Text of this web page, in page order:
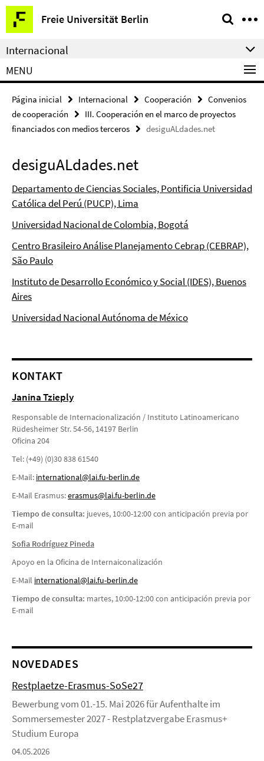
Springe
direkt
zu
Inhalt
Freie Universität Berlin
Herramientas
de
navegación
Internacional
MENU
Página inicial Internacional Cooperación
Convenios
de cooperación
III. Cooperación en el marco de proyectos
financiados con medios terceros
desiguALdades.net
desiguALdades.net
Departamento de Ciencias Sociales, Pontificia Universidad
Católica del Perú (PUCP), Lima
Universidad Nacional de Colombia, Bogotá
Centro Brasileiro Análise Planejamento Cebrap (CEBRAP),
São Paulo
Instituto de Desarrollo Económico y Social (IDES), Buenos
Aires
Universidad Nacional Autónoma de México
KONTAKT
Janina Tzieply
Responsable de Internacionalización / Instituto Latinoamericano
Rüdesheimer Str. 54-56, 14197 Berlin
Oficina 204
Tel: (+49) (0)30 838 61540
E-Mail: international@lai.fu-berlin.de
E-Mail Erasmus:erasmus@lai.fu-berlin.de
Tiempo de consulta: jueves, 10:00-12:00 con anticipación previa por
E-mail
Sofia Rodríguez Pineda
Apoyo en la Oficina de Internaiconalización
E-Mail international@lai.fu-berlin.de
Tiempo de consulta: martes, 10:00-12:00 con anticipación previa por
E-mail
NOVEDADES
Restplaetze-Erasmus-SoSe27
Bewerbung vom 01.-15. Mai 2026 für Aufenthalte im
Sommersemester 2027 - Restplatzvergabe Erasmus+
Studium Europa
04.05.2026